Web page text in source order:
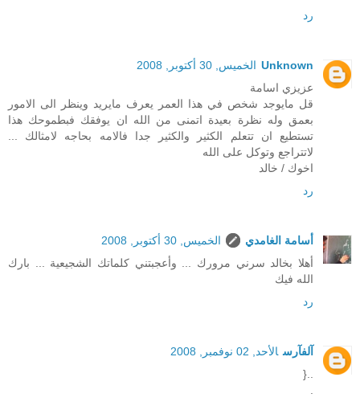
رد
Unknown الخميس, 30 أكتوبر, 2008
عزيزي اسامة
قل مايوجد شخص في هذا العمر يعرف مايريد وينظر الى الامور
بعمق وله نظرة بعيدة اتمنى من الله ان يوفقك فبطموحك هذا
تستطيع ان تتعلم الكثير والكثير جدا فالامه بحاجه لامثالك ...
لاتتراجع وتوكل على الله
اخوك / خالد
رد
أسامة الغامدي
الخميس, 30 أكتوبر, 2008
أهلا بخالد سرني مرورك ... وأعجبتني كلماتك الشجيعية ... بارك
الله فيك
رد
آلفآرس الأحد, 02 نوفمبر, 2008
..{